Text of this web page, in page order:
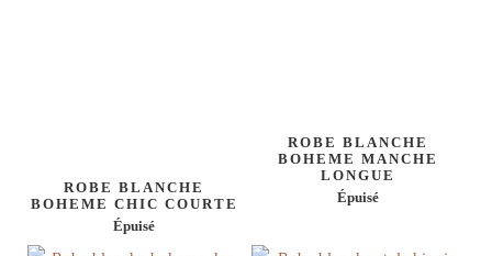
ROBE BLANCHE
BOHEME CHIC COURTE
Épuisé
ROBE BLANCHE
BOHEME MANCHE
LONGUE
Épuisé